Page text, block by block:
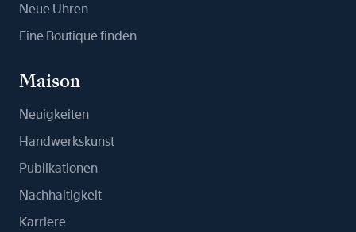
Neue Uhren
Eine Boutique finden
Maison
Neuigkeiten
Handwerkskunst
Publikationen
Nachhaltigkeit
Karriere